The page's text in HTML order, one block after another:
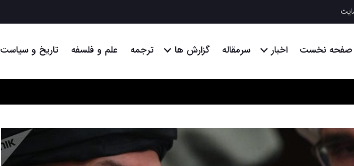
صفحه نخست اخبار سرمقاله گزارش ها ترجمه علم و فلسفه تاریخ و سیاست